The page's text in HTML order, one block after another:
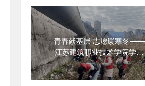
青春献基层 志愿暖寒冬——
江苏建筑职业技术学院学子
2026年